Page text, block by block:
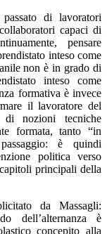
di lavoratori
capaci di
pensare
inteso come
non è in grado di
inteso come
formativa è invece
il lavoratore del
di nozioni tecniche
formata, tanto “in
è quindi
politica verso
principali della
da Massagli:
dell’alternanza è
concepito alla